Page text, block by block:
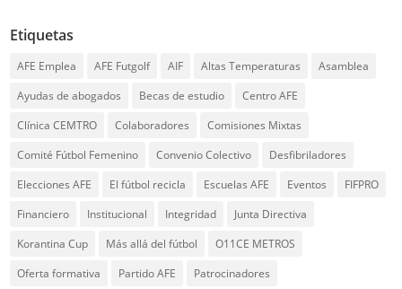
Etiquetas
AFE Emplea AFE Futgolf AIF Altas Temperaturas
Asamblea
Ayudas de abogados
Becas de estudio
Centro AFE
Clínica CEMTRO
Colaboradores
Comisiones Mixtas
Comité Fútbol Femenino
Convenio Colectivo
Desfibriladores
Elecciones AFE
El fútbol recicla Escuelas AFE Eventos
FIFPRO
Financiero
Institucional Integridad
Junta Directiva
Korantina Cup
Más allá del fútbol
O11CE METROS
Oferta formativa
Partido AFE
Patrocinadores